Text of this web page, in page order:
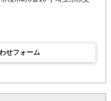
せフォーム